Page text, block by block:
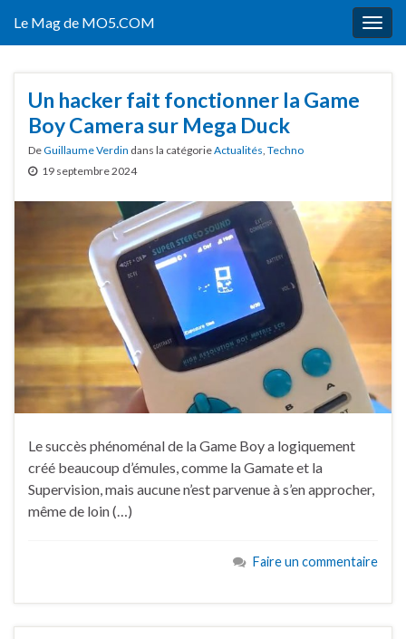
Le Mag de MO5.COM
Un hacker fait fonctionner la Game
Boy Camera sur Mega Duck
DeGuillaume Verdin dans la catégorieActualités, Techno
19 septembre 2024
Le succès phénoménal de la Game Boy a logiquement
créé beaucoup d’émules, comme la Gamate et la
Supervision, mais aucune n’est parvenue à s’en approcher,
même de loin (…)
Faire un commentaire